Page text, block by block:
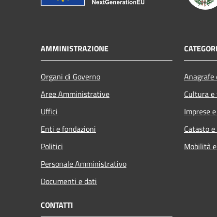
AMMINISTRAZIONE
Organi di Governo
Aree Amministrative
Uffici
Enti e fondazioni
Politici
Personale Amministrativo
Documenti e dati
Cultura
Imprese
Catasto
Mobilità
CONTATTI